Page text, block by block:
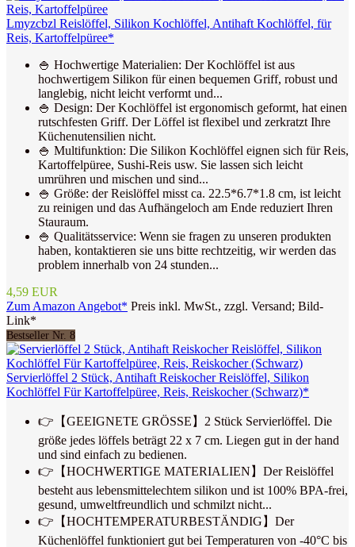
Lmyzcbzl Reislöffel, Silikon Kochlöffel, Antihaft Kochlöffel, für
Reis, Kartoffelpüree*
🍚 Hochwertige Materialien: Der Kochlöffel ist aus
hochwertigem Silikon für einen bequemen Griff, robust und
langlebig, nicht leicht verformt und...
🍚 Design: Der Kochlöffel ist ergonomisch geformt, hat einen
rutschfesten Griff. Der Löffel ist flexibel und zerkratzt Ihre
Küchenutensilien nicht.
🍚 Multifunktion: Die Silikon Kochlöffel eignen sich für Reis,
Kartoffelpüree, Sushi-Reis usw. Sie lassen sich leicht
umrühren und mischen und sind...
🍚 Größe: der Reislöffel misst ca. 22.5*6.7*1.8 cm, ist leicht
zu reinigen und das Aufhängeloch am Ende reduziert Ihren
Stauraum.
🍚 Qualitätsservice: Wenn sie fragen zu unseren produkten
haben, kontaktieren sie uns bitte rechtzeitig, wir werden das
problem innerhalb von 24 stunden...
4,59 EUR
Zum Amazon Angebot* Preis inkl. MwSt., zzgl. Versand; Bild-
Link*
Bestseller Nr. 8
Servierlöffel 2 Stück, Antihaft Reiskocher Reislöffel, Silikon
Kochlöffel Für Kartoffelpüree, Reis, Reiskocher (Schwarz)*
👉【GEEIGNETE GRÖSSE】2 Stück Servierlöffel. Die
größe jedes löffels beträgt 22 x 7 cm. Liegen gut in der hand
und sind einfach zu bedienen.
👉【HOCHWERTIGE MATERIALIEN】Der Reislöffel
besteht aus lebensmittelechtem silikon und ist 100% BPA-frei,
gesund, umweltfreundlich und schmilzt nicht...
👉【HOCHTEMPERATURBESTÄNDIG】Der
Küchenlöffel funktioniert gut bei Temperaturen von -40°C bis